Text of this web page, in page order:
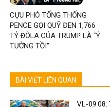
CỰU PHÓ TỔNG THỐNG
PENCE GỌI QUỸ ĐEN 1,766
TỶ ĐÔLA CỦA TRUMP LÀ “Ý
TƯỞNG TỒI”
BÀI VIẾT LIÊN QUAN
VL-